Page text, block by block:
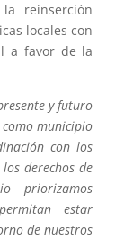
reinserción
locales con
a favor de la
y futuro
municipio
con los
derechos de
priorizamos
estar
de nuestros